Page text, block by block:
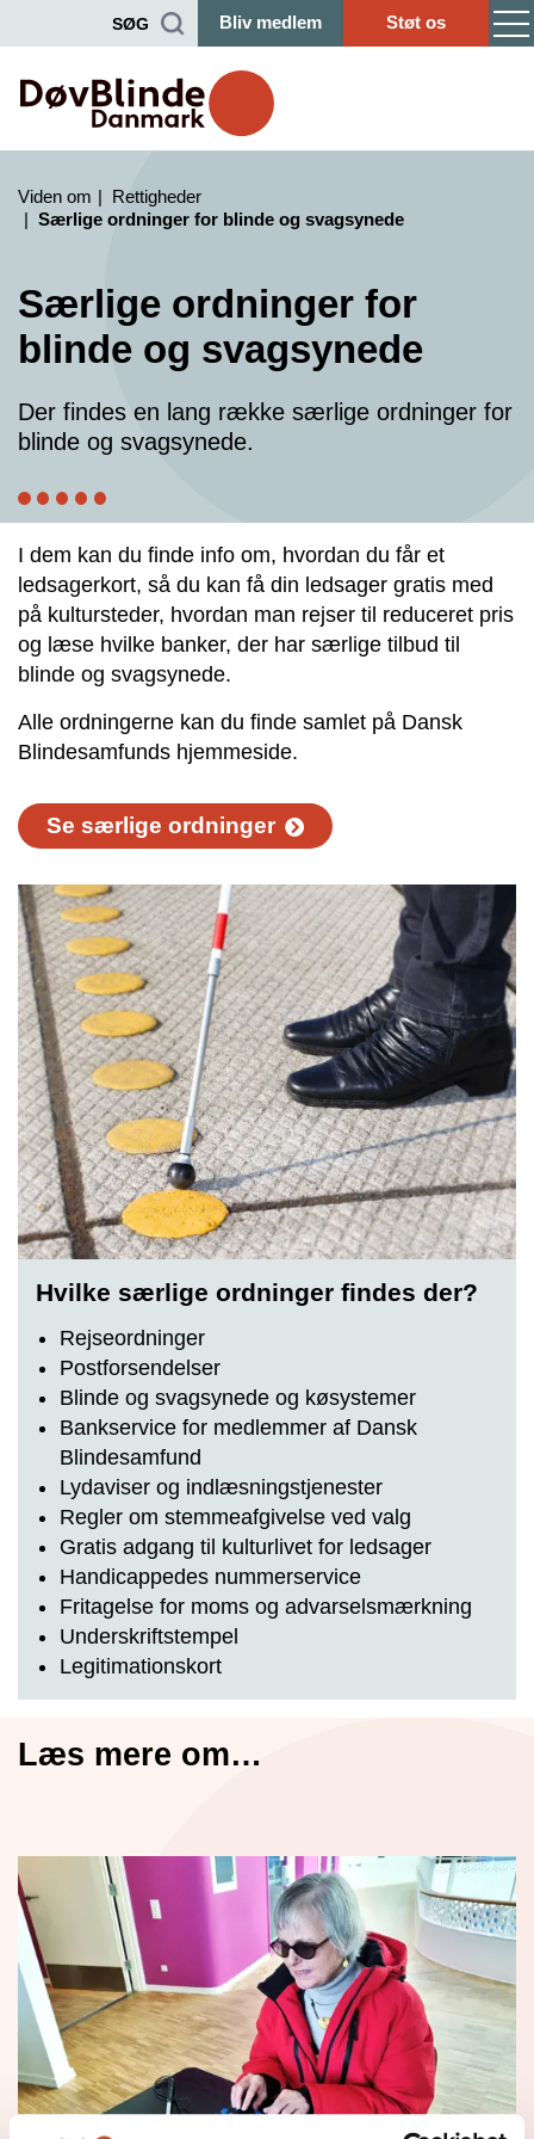
SØG Bliv medlem Støt os
Viden om
Rettigheder
Særlige ordninger for blinde og svagsynede
Særlige ordninger for
blinde og svagsynede
Der findes en lang række særlige ordninger for
blinde og svagsynede.
I dem kan du finde info om, hvordan du får et
ledsagerkort, så du kan få din ledsager gratis med
på kultursteder, hvordan man rejser til reduceret pris
og læse hvilke banker, der har særlige tilbud til
blinde og svagsynede.
Alle ordningerne kan du finde samlet på Dansk
Blindesamfunds hjemmeside.
Se særlige ordninger
Hvilke særlige ordninger findes der?
Rejseordninger
Postforsendelser
Blinde og svagsynede og køsystemer
Bankservice for medlemmer af Dansk
Blindesamfund
Lydaviser og indlæsningstjenester
Regler om stemmeafgivelse ved valg
Gratis adgang til kulturlivet for ledsager
Handicappedes nummerservice
Fritagelse for moms og advarselsmærkning
Underskriftstempel
Legitimationskort
Læs mere om…